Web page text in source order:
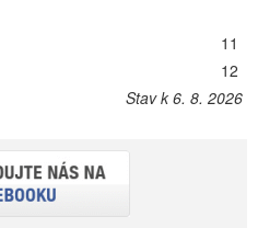
11
12
Stav k 6. 8. 2026